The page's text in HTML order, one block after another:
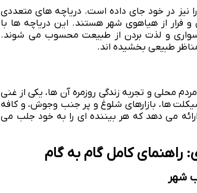
نیز در خود جای داده است. دریاچه های متعددی
فرار از هیاهوی شهر هستند. این دریاچه ها با
سواری و لذت بردن از طبیعت محسوب می شوند.
طبیعی بخشیده اند.
محلی و تجربه زندگی روزمره آن ها، یکی از غنی
ها، بازارهای شلوغ و پر جنب وجوش، و کافه
می دهد که هر بیننده ای را به خود جلب می
کامل گام به گام